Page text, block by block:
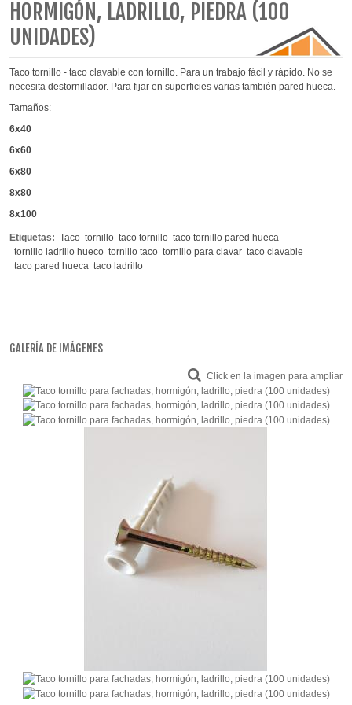
HORMIGÓN, LADRILLO, PIEDRA (100
UNIDADES)
Taco tornillo - taco clavable con tornillo. Para un trabajo fácil y rápido. No se
necesita destornillador. Para fijar en superficies varias también pared hueca.
Tamaños:
6x40
6x60
6x80
8x80
8x100
Etiquetas: Taco tornillo taco tornillo taco tornillo pared hueca
tornillo ladrillo hueco tornillo taco tornillo para clavar taco clavable
taco pared hueca taco ladrillo
GALERÍA DE IMÁGENES
Click en la imagen para ampliar